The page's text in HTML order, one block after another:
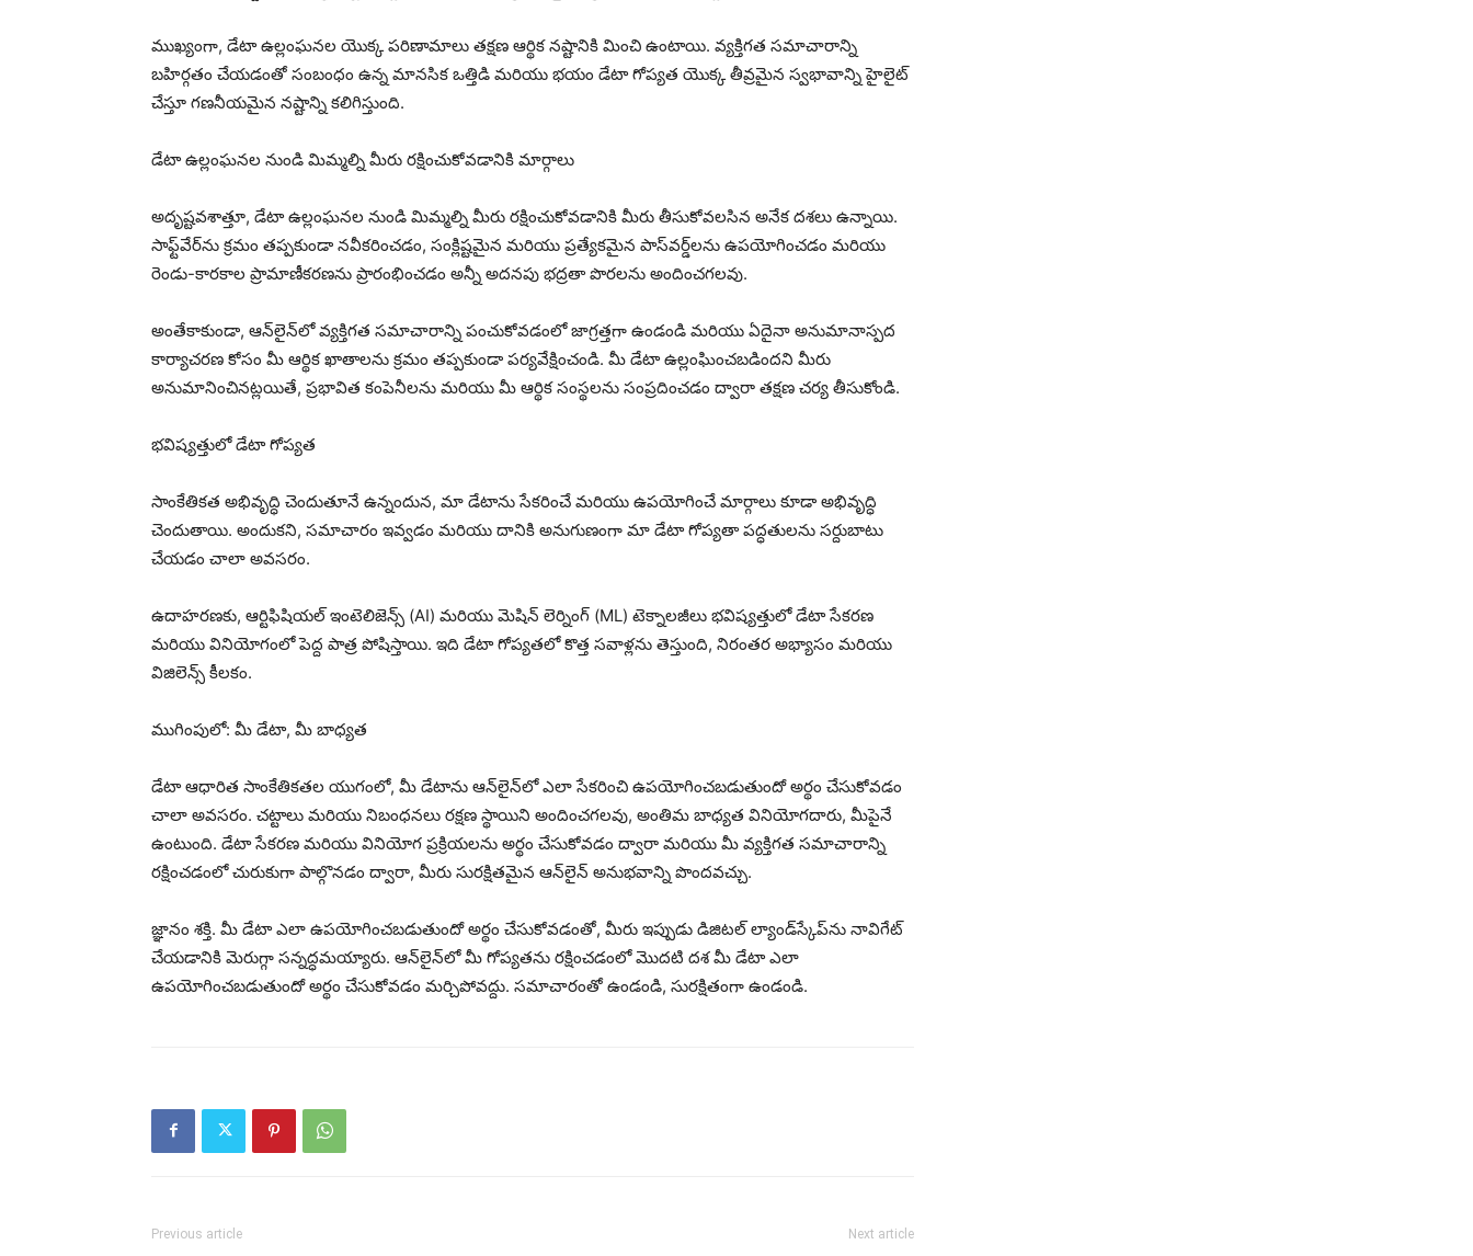
ముఖ్యంగా, డేటా ఉల్లంఘనల యొక్క పరిణామాలు తక్షణ ఆర్థిక నష్టానికి మించి ఉంటాయి. వ్యక్తిగత సమాచారాన్ని
బహిర్గతం చేయడంతో సంబంధం ఉన్న మానసిక ఒత్తిడి మరియు భయం డేటా గోప్యత యొక్క తీవ్రమైన స్వభావాన్ని హైలైట్
చేస్తూ గణనీయమైన నష్టాన్ని కలిగిస్తుంది.
డేటా ఉల్లంఘనల నుండి మిమ్మల్ని మీరు రక్షించుకోవడానికి మార్గాలు
అదృష్టవశాత్తూ, డేటా ఉల్లంఘనల నుండి మిమ్మల్ని మీరు రక్షించుకోవడానికి మీరు తీసుకోవలసిన అనేక దశలు ఉన్నాయి.
సాఫ్ట్‌వేర్‌ను క్రమం తప్పకుండా నవీకరించడం, సంక్లిష్టమైన మరియు ప్రత్యేకమైన పాస్‌వర్డ్‌లను ఉపయోగించడం మరియు
రెండు-కారకాల ప్రామాణీకరణను ప్రారంభించడం అన్నీ అదనపు భద్రతా పొరలను అందించగలవు.
అంతేకాకుండా, ఆన్‌లైన్‌లో వ్యక్తిగత సమాచారాన్ని పంచుకోవడంలో జాగ్రత్తగా ఉండండి మరియు ఏదైనా అనుమానాస్పద
కార్యాచరణ కోసం మీ ఆర్థిక ఖాతాలను క్రమం తప్పకుండా పర్యవేక్షించండి. మీ డేటా ఉల్లంఘించబడిందని మీరు
అనుమానించినట్లయితే, ప్రభావిత కంపెనీలను మరియు మీ ఆర్థిక సంస్థలను సంప్రదించడం ద్వారా తక్షణ చర్య తీసుకోండి.
భవిష్యత్తులో డేటా గోప్యత
సాంకేతికత అభివృద్ధి చెందుతూనే ఉన్నందున, మా డేటాను సేకరించే మరియు ఉపయోగించే మార్గాలు కూడా అభివృద్ధి
చెందుతాయి. అందుకని, సమాచారం ఇవ్వడం మరియు దానికి అనుగుణంగా మా డేటా గోప్యతా పద్ధతులను సర్దుబాటు
చేయడం చాలా అవసరం.
ఉదాహరణకు, ఆర్టిఫిషియల్ ఇంటెలిజెన్స్ (AI) మరియు మెషిన్ లెర్నింగ్ (ML) టెక్నాలజీలు భవిష్యత్తులో డేటా సేకరణ
మరియు వినియోగంలో పెద్ద పాత్ర పోషిస్తాయి. ఇది డేటా గోప్యతలో కొత్త సవాళ్లను తెస్తుంది, నిరంతర అభ్యాసం మరియు
విజిలెన్స్ కీలకం.
ముగింపులో: మీ డేటా, మీ బాధ్యత
డేటా ఆధారిత సాంకేతికతల యుగంలో, మీ డేటాను ఆన్‌లైన్‌లో ఎలా సేకరించి ఉపయోగించబడుతుందో అర్థం చేసుకోవడం
చాలా అవసరం. చట్టాలు మరియు నిబంధనలు రక్షణ స్థాయిని అందించగలవు, అంతిమ బాధ్యత వినియోగదారు, మీపైనే
ఉంటుంది. డేటా సేకరణ మరియు వినియోగ ప్రక్రియలను అర్థం చేసుకోవడం ద్వారా మరియు మీ వ్యక్తిగత సమాచారాన్ని
రక్షించడంలో చురుకుగా పాల్గొనడం ద్వారా, మీరు సురక్షితమైన ఆన్‌లైన్ అనుభవాన్ని పొందవచ్చు.
జ్ఞానం శక్తి. మీ డేటా ఎలా ఉపయోగించబడుతుందో అర్థం చేసుకోవడంతో, మీరు ఇప్పుడు డిజిటల్ ల్యాండ్‌స్కేప్‌ను నావిగేట్
చేయడానికి మెరుగ్గా సన్నద్ధమయ్యారు. ఆన్‌లైన్‌లో మీ గోప్యతను రక్షించడంలో మొదటి దశ మీ డేటా ఎలా
ఉపయోగించబడుతుందో అర్థం చేసుకోవడం మర్చిపోవద్దు. సమాచారంతో ఉండండి, సురక్షితంగా ఉండండి.
Previous article Next article